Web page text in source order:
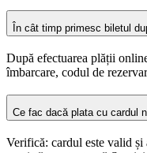
În cât timp primesc biletul
După efectuarea plății
îmbarcare, codul de
Ce fac dacă plata cu cardul
Verifică: cardul este valid